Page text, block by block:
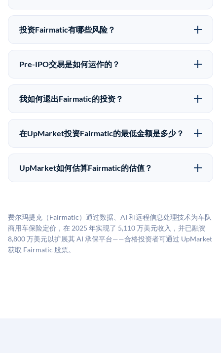
有所不同。
可以。合格投资者可以通过填写本页表单或在
upmarket.co创建账户来表达对Fairmatic股份的投资意
50,000美元。UpMarket是FINRA注册的经纪交易商，
自2019年以来已经纪超过5亿美元的另类投资。
投资Fairmatic有哪些风险？
Pre-IPO投资存在重大风险。Fairmatic的股份流动性
低，意味着没有公开市场可以快速出售。不存在确定的
应做好可能全部损失的准备。私有公司的估值在融资轮
次之间可能大幅波动。投资者应在投资前咨询其财务顾
Pre-IPO交易是如何运作的？
在Pre-IPO交易中，合格投资者通过二级市场平台从现有
股东（如员工、早期投资者或其他持有人）处购买股
为FINRA注册的经纪交易商促成这些交易，代表双方处
理合规、文件和结算事宜。
我如何退出Fairmatic的投资？
Pre-IPO持股主要有两种退出途径：在二级市场将股份出
售给其他买家，或持有直到公司完成IPO或被收购。两
市场条件。任何退出的时间都是不可预测的，投资者应
做好多年持有的准备。
在UpMarket投资Fairmatic的最低金额是多少？
UpMarket上大多数Pre-IPO产品的最低投资金额为
50,000美元。具体金额可能因产品和股份供应情况而有
UpMarket如何估算Fairmatic的估值？
司可比倍数应用私有公司折扣，以反映流动性不足和信
息不对称。此估值不构成投资建议，可能与实际交易价
格存在重大差异。
费尔玛提克（Fairmatic）通过数据、AI 和远程信息处理技术为车队
商用车保险定价，在 2025 年实现了 5,110 万美元收入，并已融资
8,800 万美元以扩展其 AI 承保平台——合格投资者可通过 UpMarket
获取 Fairmatic 股票。